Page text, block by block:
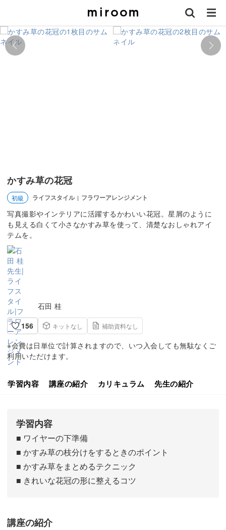
かすみ草の花冠
初級 ライフスタイル | フラワーアレンジメント
写真撮影やインテリアに活躍するかわいい花冠。星屑のように
も見える白くて小さなかすみ草を使って、清楚なおしゃれアイ
テムを。
石田 桂
156
キットなし 補助資料なし
※会費は日単位で計算されますので、いつ入会しても無駄なくご
利用いただけます。
学習内容 講座の紹介 カリキュラム 先生の紹介
学習内容
■ ワイヤーの下準備
■ かすみ草の枝分けをするときのポイント
■ かすみ草をまとめるテクニック
■ きれいな花冠の形に整えるコツ
講座の紹介